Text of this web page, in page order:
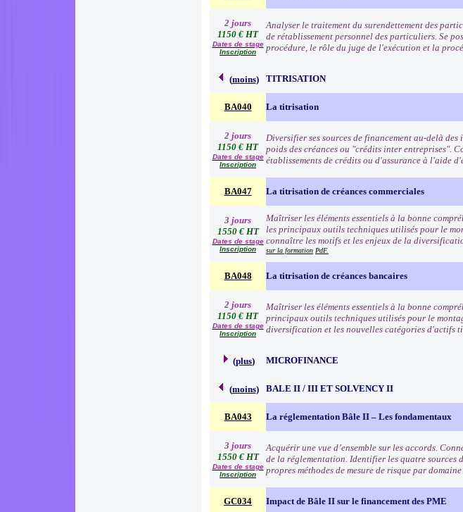
2 jours
1150 € HT
Dates de stage
Inscription
Analyser le traitement du surendettement des
de rétablissement personnel des particuliers. Se
procédure, le rôle du juge de l'exécution et la
(moins) TITRISATION
BA040 La titrisation
2 jours
1150 € HT
Dates de stage
Inscription
Diversifier ses sources de financement au-delà
poids des créances ou "crédits inter entreprises".
établissements de crédits ou d'assurance à l'aide
BA047 La titrisation de créances commerciales
3 jours
1550 € HT
Dates de stage
Inscription
Maîtriser les éléments essentiels à la bonne
les principaux outils techniques utilisés pour le
connaître les motifs et les enjeux de la
sur la formation PdF.
BA048 La titrisation de créances bancaires
2 jours
1150 € HT
Dates de stage
Inscription
Maîtriser les éléments essentiels à la bonne
principaux outils techniques utilisés pour le
diversification et les nouvelles catégories d'actifs
(plus) MICROFINANCE
(moins) BALE II / III ET SOLVENCY II
BA043 La réglementation Bâle II – Les fondamentaux
3 jours
1550 € HT
Dates de stage
Inscription
Acquérir une vue d’ensemble sur les accords.
de la réglementation. Identifier les quatre sources
propres méthodes de mesure de risque par
GC034 Impact de Bâle II sur le financement des PME